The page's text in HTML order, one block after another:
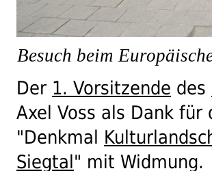
Besuch beim
Der 1. Vorsitzende des
Axel Voss als Dank für
"Denkmal
Siegtal" mit Widmung.